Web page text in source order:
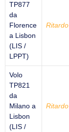
TP877
da
Florence
a Lisbon
(LIS /
LPPT)
Ritardo
Volo
TP821
da
Milano a
Lisbon
(LIS /
Ritardo